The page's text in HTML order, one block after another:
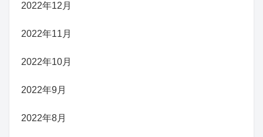
2022年12月
2022年11月
2022年10月
2022年9月
2022年8月